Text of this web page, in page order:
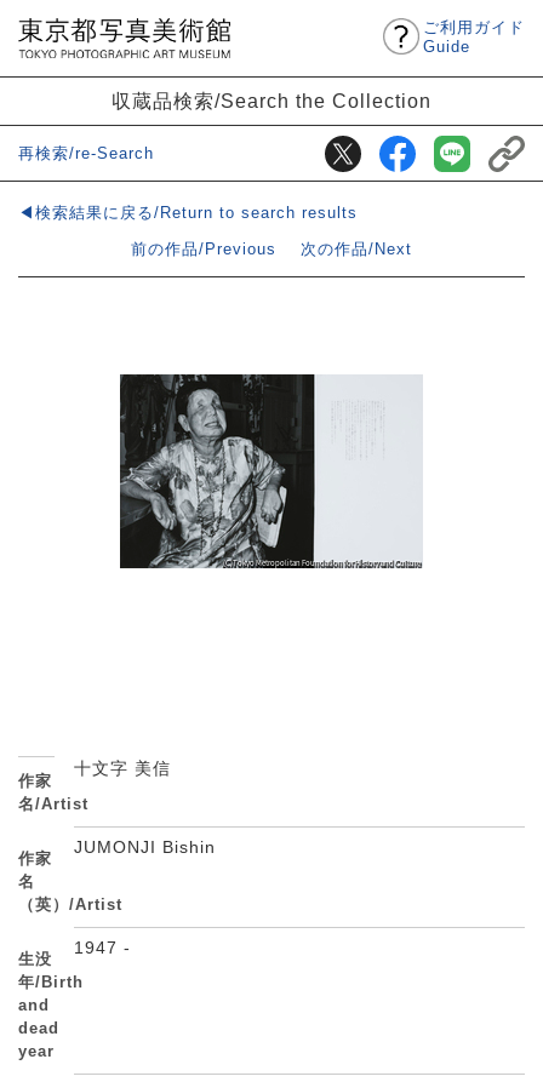
ご利用ガイド
Guide
収蔵品検索/Search the Collection
再検索/re-Search
◀検索結果に戻る/Return to search results
前の作品/Previous
次の作品/Next
作家
名/Artist
十文字 美信
作家
名
（英）/Artist
JUMONJI Bishin
生没
年/Birth
and
dead
year
1947 -